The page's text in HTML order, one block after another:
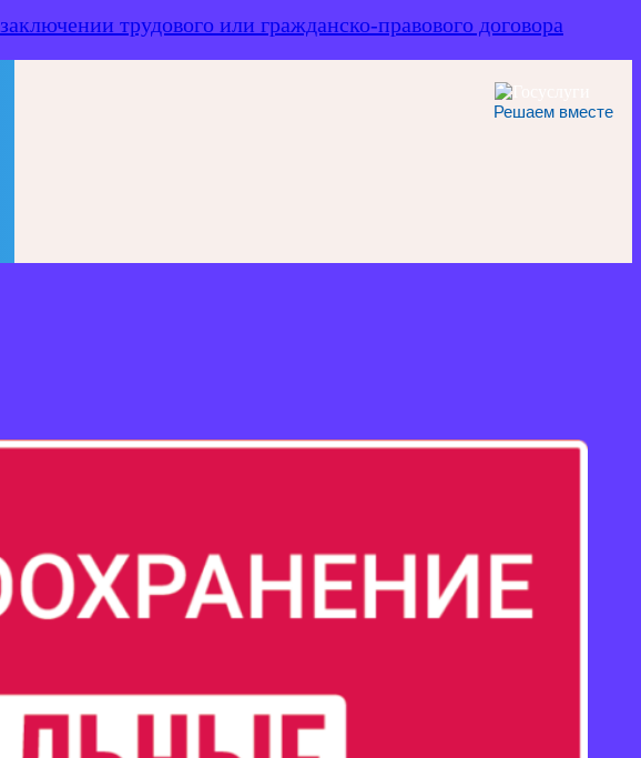
трудового или гражданско-правового договора
Решаем вместе